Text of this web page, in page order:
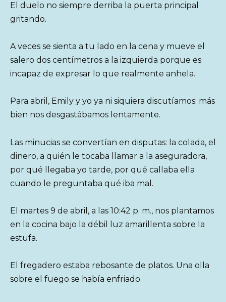
El duelo no siempre derriba la puerta principal
gritando.
A veces se sienta a tu lado en la cena y mueve el
salero dos centímetros a la izquierda porque es
incapaz de expresar lo que realmente anhela.
Para abril, Emily y yo ya ni siquiera discutíamos; más
bien nos desgastábamos lentamente.
Las minucias se convertían en disputas: la colada, el
dinero, a quién le tocaba llamar a la aseguradora,
por qué llegaba yo tarde, por qué callaba ella
cuando le preguntaba qué iba mal.
El martes 9 de abril, a las 10:42 p. m., nos plantamos
en la cocina bajo la débil luz amarillenta sobre la
estufa.
El fregadero estaba rebosante de platos. Una olla
sobre el fuego se había enfriado.